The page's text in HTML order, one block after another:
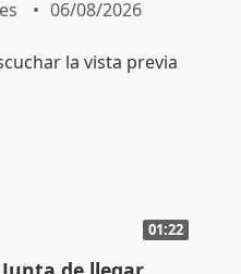
06/08/2026
01:22